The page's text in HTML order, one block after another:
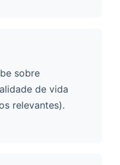
sobre
de vida
relevantes).